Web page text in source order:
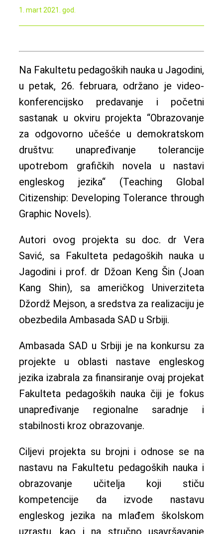
1. mart 2021. god.
Na Fakultetu pedagoških nauka u Jagodini,
u petak, 26. februara, održano je video-
konferencijsko predavanje i početni
sastanak u okviru projekta “Obrazovanje
za odgovorno učešće u demokratskom
društvu: unapređivanje tolerancije
upotrebom grafičkih novela u nastavi
engleskog jezika“ (Teaching Global
Citizenship: Developing Tolerance through
Graphic Novels).
Autori ovog projekta su doc. dr Vera
Savić, sa Fakulteta pedagoških nauka u
Jagodini i prof. dr Džoan Keng Šin (Joan
Kang Shin), sa američkog Univerziteta
Džordž Mejson, a sredstva za realizaciju je
obezbedila Ambasada SAD u Srbiji.
Ambasada SAD u Srbiji je na konkursu za
projekte u oblasti nastave engleskog
jezika izabrala za finansiranje ovaj projekat
Fakulteta pedagoških nauka čiji je fokus
unapređivanje regionalne saradnje i
stabilnosti kroz obrazovanje.
Ciljevi projekta su brojni i odnose se na
nastavu na Fakultetu pedagoških nauka i
obrazovanje učitelja koji stiču
kompetencije da izvode nastavu
engleskog jezika na mlađem školskom
uzrastu, kao i na stručno usavršavanje